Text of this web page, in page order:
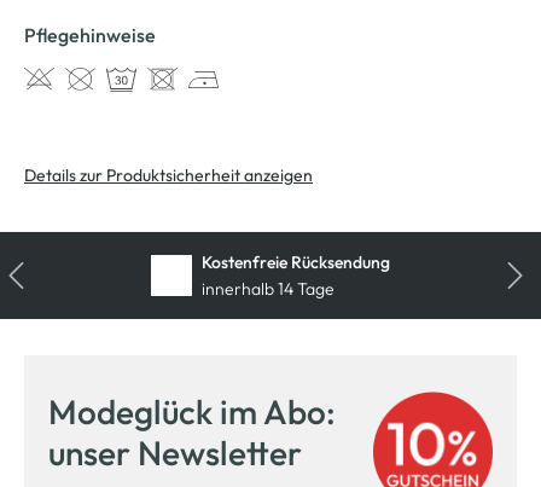
Pflegehinweise
Details zur Produktsicherheit anzeigen
Kostenfreie Rücksendung
innerhalb 14 Tage
Modeglück im Abo:
unser Newsletter